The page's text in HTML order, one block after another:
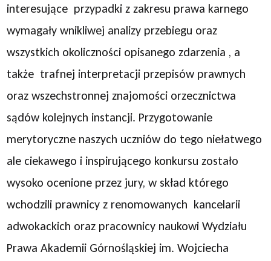
interesujące przypadki z zakresu prawa karnego
wymagały wnikliwej analizy przebiegu oraz
wszystkich okoliczności opisanego zdarzenia , a
także trafnej interpretacji przepisów prawnych
oraz wszechstronnej znajomości orzecznictwa
sądów kolejnych instancji. Przygotowanie
merytoryczne naszych uczniów do tego niełatwego
ale ciekawego i inspirującego konkursu zostało
wysoko ocenione przez jury, w skład którego
wchodzili prawnicy z renomowanych kancelarii
adwokackich oraz pracownicy naukowi Wydziału
Prawa Akademii Górnośląskiej im. Wojciecha